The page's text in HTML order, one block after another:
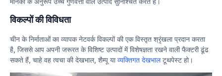
विकल्पों की विविधता
चीन के निर्माताओं का व्यापक नेटवर्क विकल्पों की एक विस्तृत श्रृंखला प्रदान करता
है, जिससे आप अपनी जरूरत के विशिष्ट उत्पादों में विशेषज्ञता रखने वाली फैक्टरी ढूंढ
सकते हैं, चाहे वह त्वचा की देखभाल, शैम्पू याव्यक्तिगत देखभालटूथपेस्ट हो।